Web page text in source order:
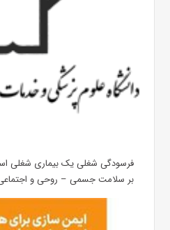
فرسودگی شغلی یک بیماری شغلی
بر سلامت جسمی – روحی و اجتماعی